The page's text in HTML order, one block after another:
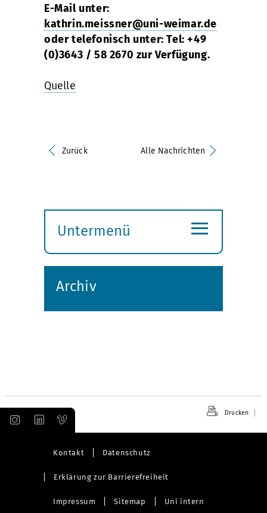
E-Mail unter:
kathrin.meissner@uni-weimar.de
oder telefonisch unter: Tel: +49
(0)3643 / 58 2670 zur Verfügung.
Quelle
Zurück Alle Nachrichten
Untermenü
öffnen
≡
Archiv
Drucken
Kontakt Datenschutz
Erklärung zur Barrierefreiheit
Impressum Sitemap Uni intern